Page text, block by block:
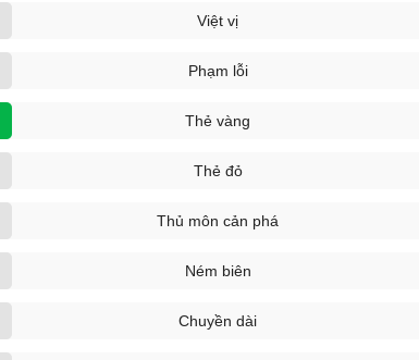
Việt vị
Phạm lỗi
Thẻ vàng
Thẻ đỏ
Thủ môn cản phá
Ném biên
Chuyền dài